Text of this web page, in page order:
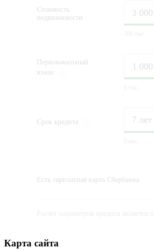
Стоимость
недвижимости
Первоначальный
взнос
Срок кредита
Есть зарплатная карта Сбербанка
Карта сайта